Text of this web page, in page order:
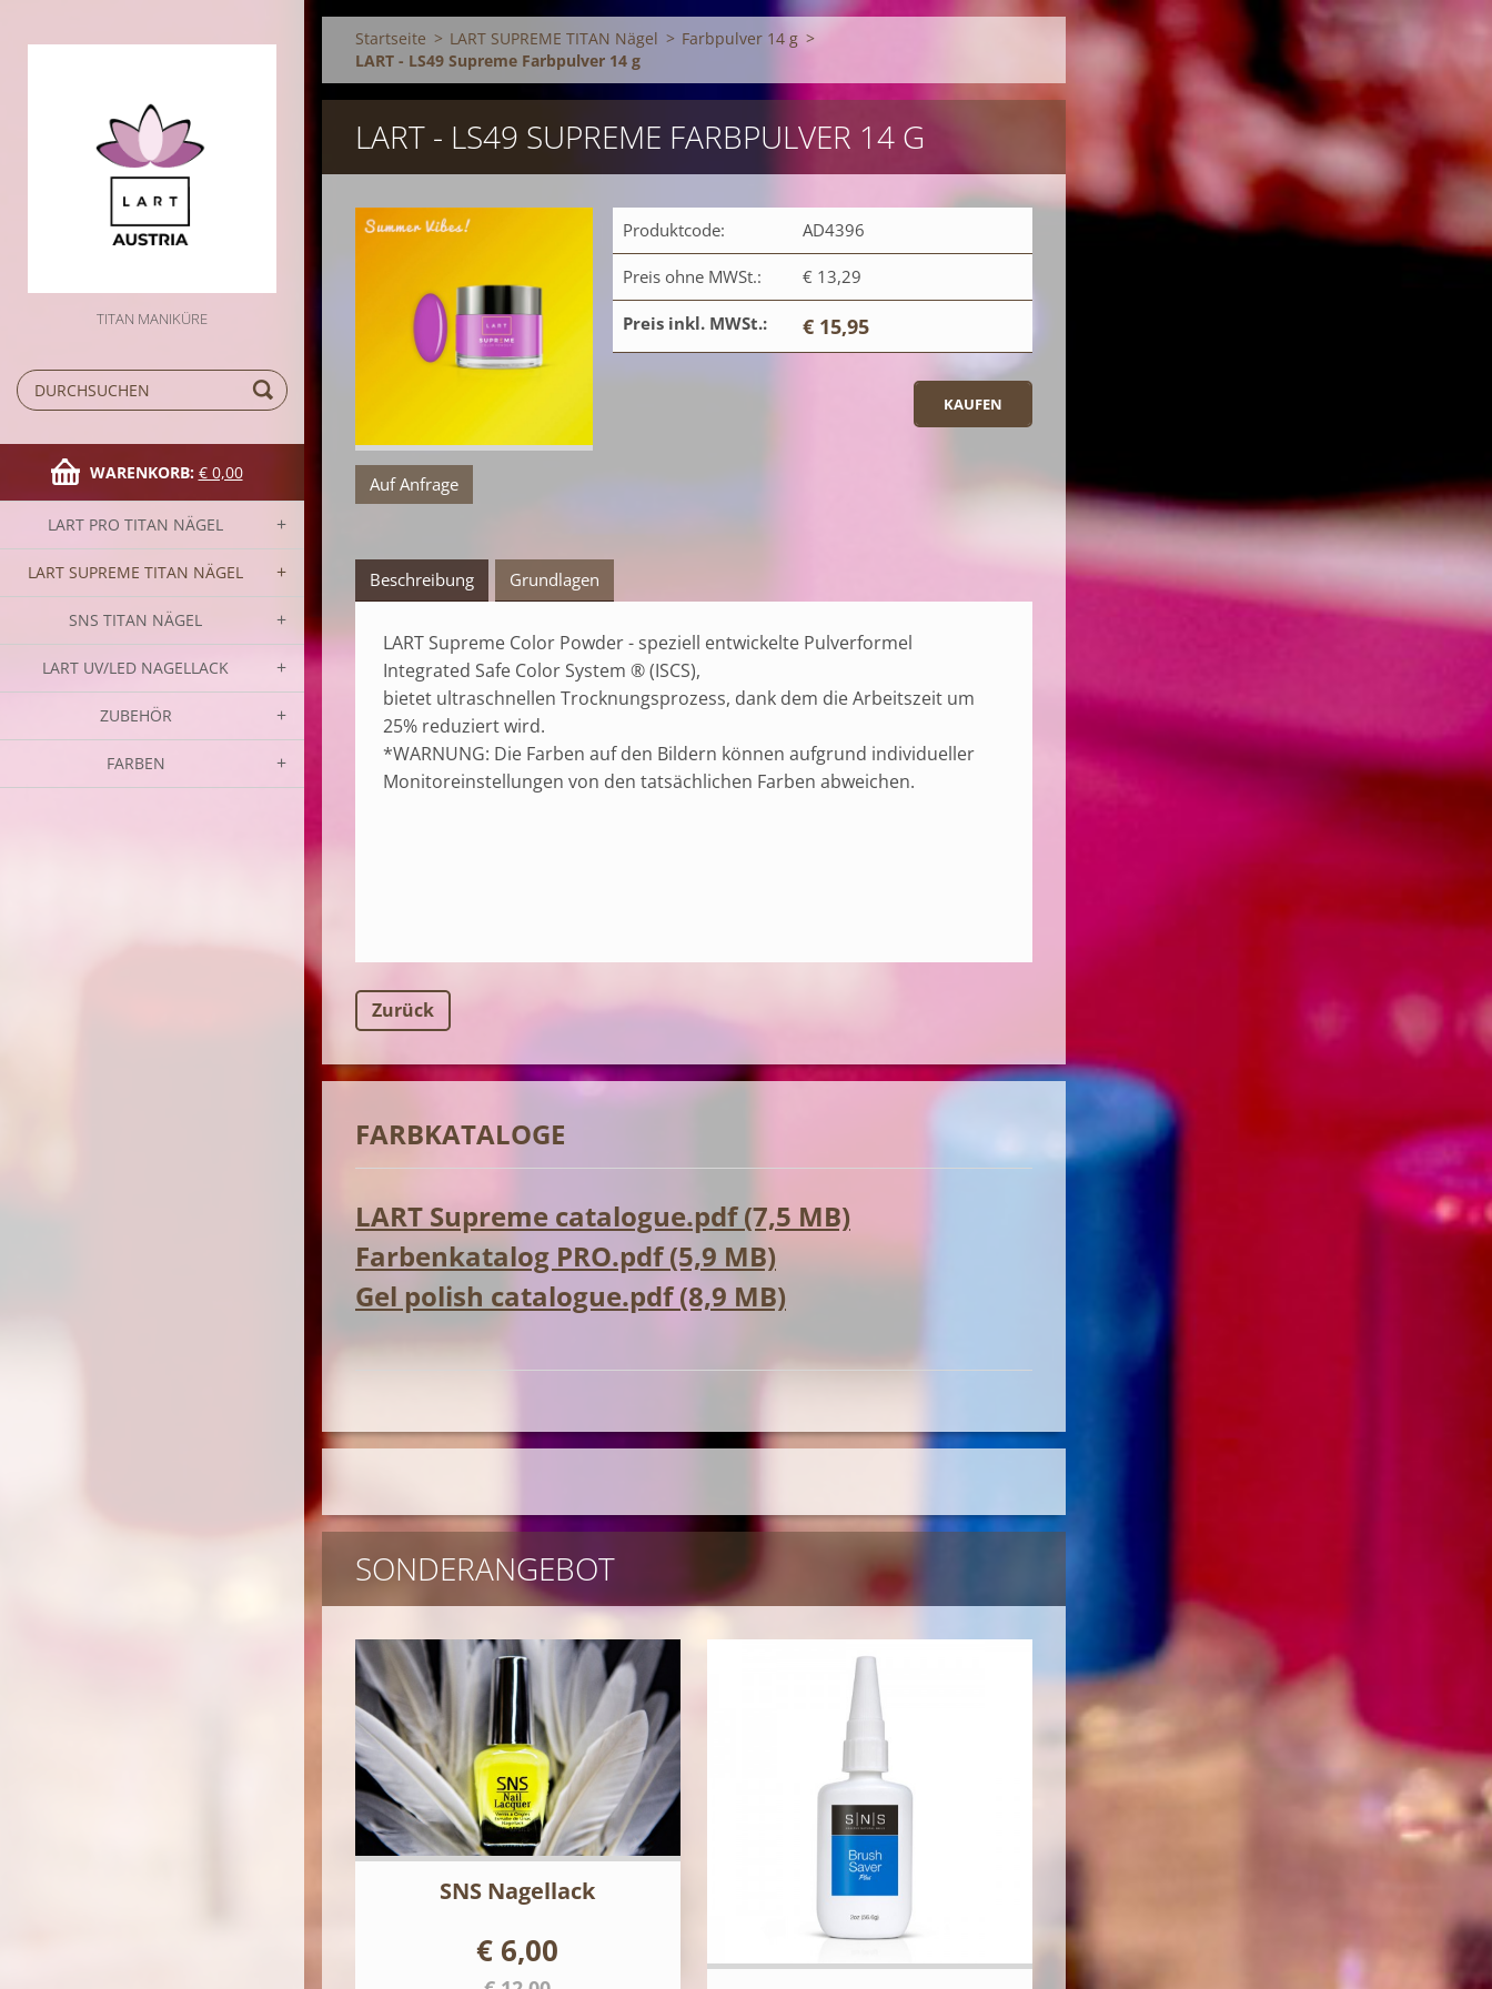
TITAN MANIKÜRE
WARENKORB: € 0,00
LART PRO TITAN NÄGEL
LART SUPREME TITAN NÄGEL
SNS TITAN NÄGEL
LART UV/LED NAGELLACK
ZUBEHÖR
FARBEN
Startseite > LART SUPREME TITAN Nägel > Farbpulver 14 g >
LART - LS49 Supreme Farbpulver 14 g
LART - LS49 SUPREME FARBPULVER 14 G
Auf Anfrage
Produktcode: AD4396
Preis ohne MWSt.: € 13,29
Preis inkl. MWSt.: € 15,95
Beschreibung Grundlagen
LART Supreme Color Powder - speziell entwickelte Pulverformel
Integrated Safe Color System ® (ISCS),
bietet ultraschnellen Trocknungsprozess, dank dem die Arbeitszeit um
25% reduziert wird.
*WARNUNG: Die Farben auf den Bildern können aufgrund individueller
Monitoreinstellungen von den tatsächlichen Farben abweichen.
Zurück
FARBKATALOGE
LART Supreme catalogue.pdf (7,5 MB)
Farbenkatalog PRO.pdf (5,9 MB)
Gel polish catalogue.pdf (8,9 MB)
SONDERANGEBOT
SNS Nagellack
€ 6,00